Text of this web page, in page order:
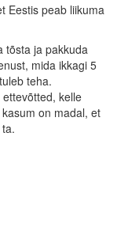
Eestis peab liikuma
tõsta ja pakkuda
mida ikkagi 5
teha.
kelle
on madal, et